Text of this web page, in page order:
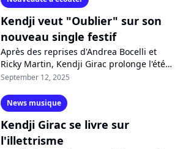
Kendji veut "Oublier" sur son
nouveau single festif
Après des reprises d'Andrea Bocelli et
Ricky Martin, Kendji Girac prolonge l'été
sur son nouveau single dansant
Purecharts,...
September 12, 2025
News musique
Kendji Girac se livre sur
l'illettrisme